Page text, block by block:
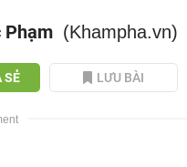
Phạm (Khampha.vn)
SẺ LƯU BÀI